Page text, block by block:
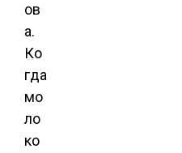
ов
а.
Ко
гда
мо
ло
ко